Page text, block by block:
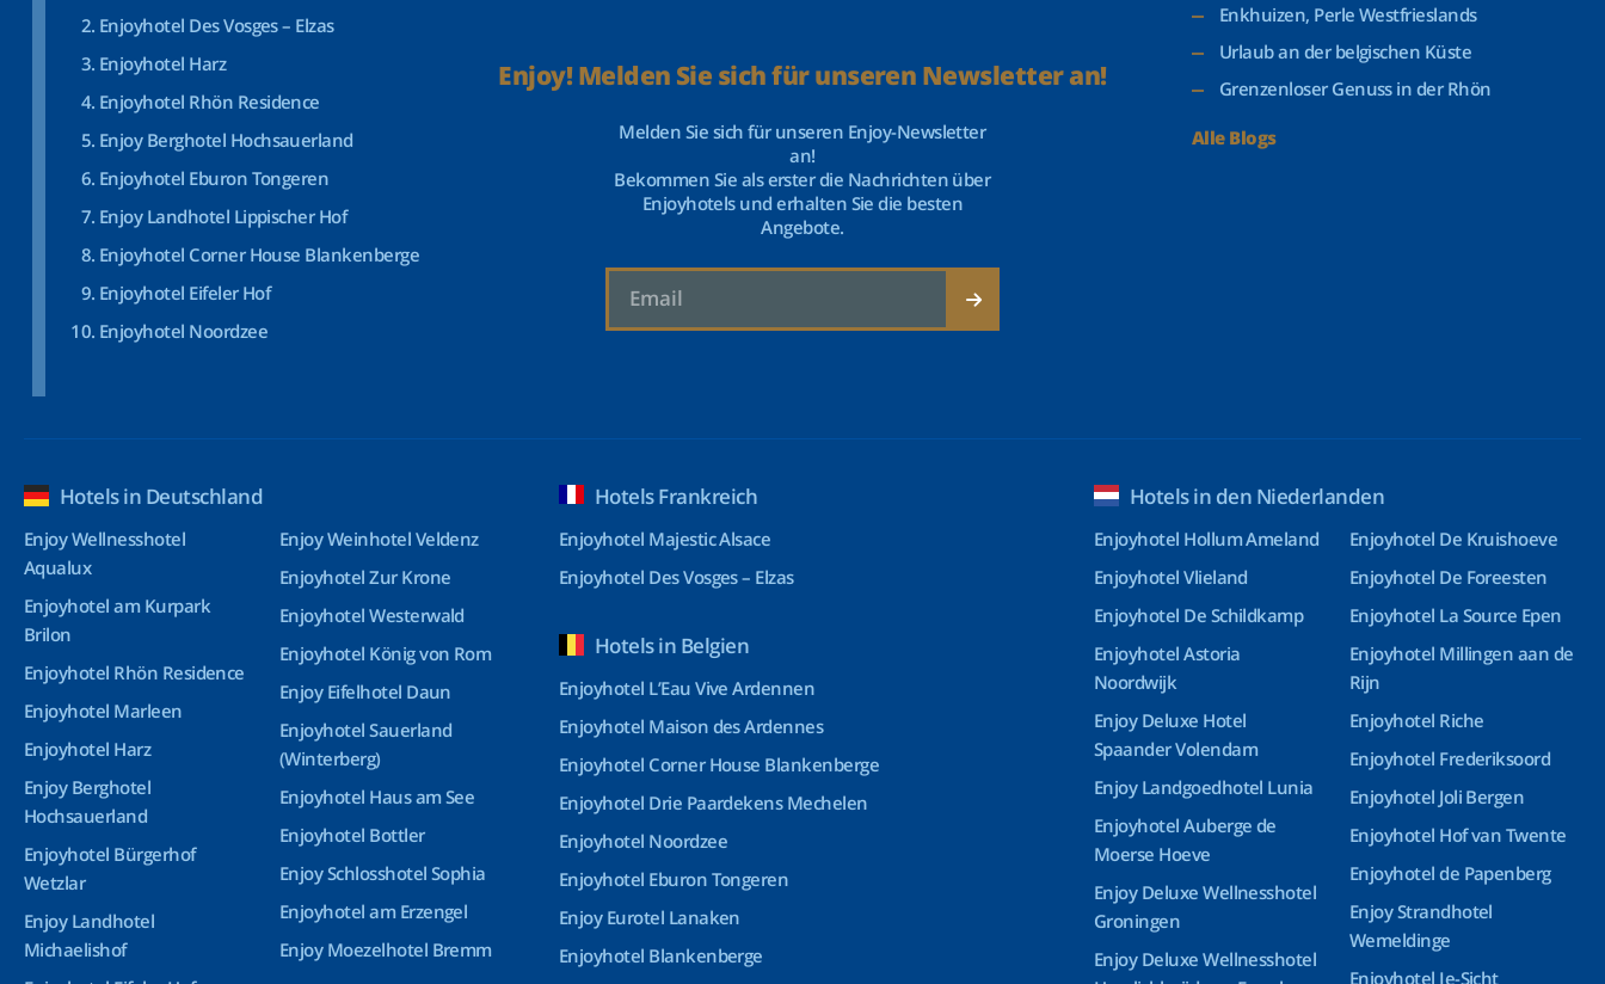
Enjoyhotel Des Vosges – Elzas
Enjoyhotel Harz
Enjoyhotel Rhön Residence
Enjoy Berghotel Hochsauerland
Enjoyhotel Eburon Tongeren
Enjoy Landhotel Lippischer Hof
Enjoyhotel Corner House Blankenberge
Enjoyhotel Eifeler Hof
Enjoyhotel Noordzee
Enjoy! Melden Sie sich für unseren Newsletter an!
Melden Sie sich für unseren Enjoy-Newsletter
an!
Bekommen Sie als erster die Nachrichten über
Enjoyhotels und erhalten Sie die besten
Angebote.
Enkhuizen, Perle Westfrieslands
Urlaub an der belgischen Küste
Grenzenloser Genuss in der Rhön
Alle Blogs
Hotels in Deutschland
Enjoy Wellnesshotel
Aqualux
Enjoyhotel am Kurpark
Brilon
Enjoyhotel Rhön Residence
Enjoyhotel Marleen
Enjoyhotel Harz
Enjoy Berghotel
Hochsauerland
Enjoyhotel Bürgerhof
Wetzlar
Enjoy Landhotel
Michaelishof
Enjoy Weinhotel Veldenz
Enjoyhotel Zur Krone
Enjoyhotel Westerwald
Enjoyhotel König von Rom
Enjoy Eifelhotel Daun
Enjoyhotel Sauerland
(Winterberg)
Enjoyhotel Haus am See
Enjoyhotel Bottler
Enjoy Schlosshotel Sophia
Enjoyhotel am Erzengel
Enjoy Moezelhotel Bremm
Hotels Frankreich
Enjoyhotel Majestic Alsace
Enjoyhotel Des Vosges – Elzas
Hotels in Belgien
Enjoyhotel L’Eau Vive Ardennen
Enjoyhotel Maison des Ardennes
Enjoyhotel Corner House Blankenberge
Enjoyhotel Drie Paardekens Mechelen
Enjoyhotel Noordzee
Enjoyhotel Eburon Tongeren
Enjoy Eurotel Lanaken
Enjoyhotel Blankenberge
Hotels in den Niederlanden
Enjoyhotel Hollum Ameland
Enjoyhotel Vlieland
Enjoyhotel De Schildkamp
Enjoyhotel Astoria
Noordwijk
Enjoy Deluxe Hotel
Spaander Volendam
Enjoy Landgoedhotel Lunia
Enjoyhotel Auberge de
Moerse Hoeve
Enjoy Deluxe Wellnesshotel
Groningen
Enjoy Deluxe Wellnesshotel
Enjoyhotel De Kruishoeve
Enjoyhotel De Foreesten
Enjoyhotel La Source Epen
Enjoyhotel Millingen aan de
Rijn
Enjoyhotel Riche
Enjoyhotel Frederiksoord
Enjoyhotel Joli Bergen
Enjoyhotel Hof van Twente
Enjoyhotel de Papenberg
Enjoy Strandhotel
Wemeldinge
Enjoyhotel Ie-Sicht